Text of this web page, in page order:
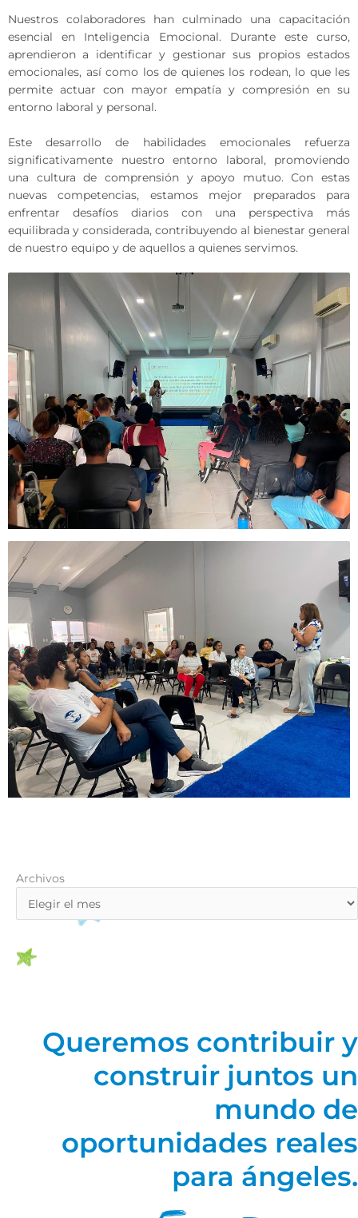
Nuestros colaboradores han culminado una capacitación
esencial en Inteligencia Emocional. Durante este curso,
aprendieron a identificar y gestionar sus propios estados
emocionales, así como los de quienes los rodean, lo que les
permite actuar con mayor empatía y compresión en su
entorno laboral y personal.
Este desarrollo de habilidades emocionales refuerza
significativamente nuestro entorno laboral, promoviendo
una cultura de comprensión y apoyo mutuo. Con estas
nuevas competencias, estamos mejor preparados para
enfrentar desafíos diarios con una perspectiva más
equilibrada y considerada, contribuyendo al bienestar general
de nuestro equipo y de aquellos a quienes servimos.
Archivos
Archivos
Queremos contribuir y
construir juntos un
mundo de
oportunidades reales
para ángeles.